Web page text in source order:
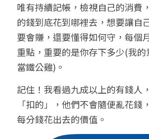
唯有持續記帳，檢視自己的消費
的錢到底花到哪裡去，想要讓自
要會賺，還要懂得如何守，每個
重點，重要的是你存下多少(我
當鐵公雞)。
記住！我看過九成以上的有錢人
「扣的」，他們不會隨便亂花錢
每分錢花出去的價值。